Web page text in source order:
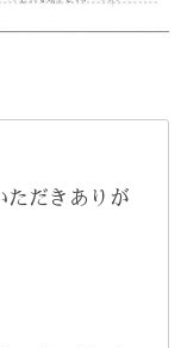
ただきありが